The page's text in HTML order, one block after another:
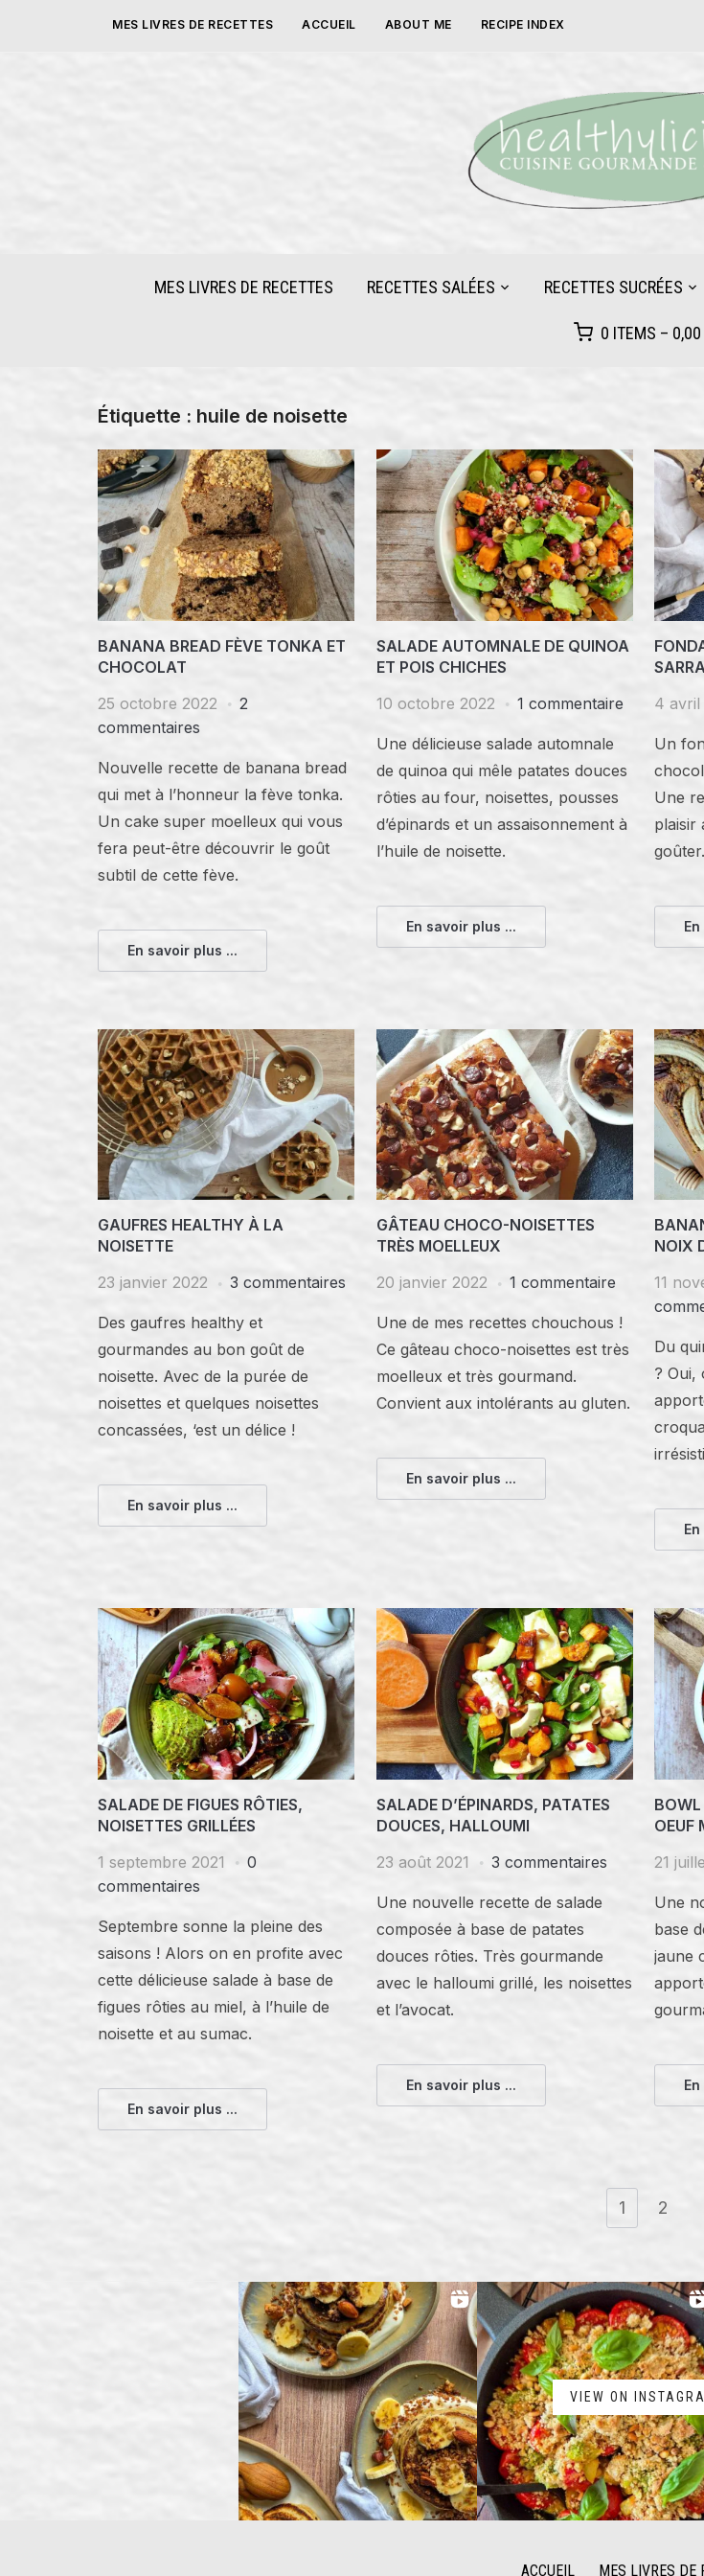
MES LIVRES DE RECETTES ACCUEIL ABOUT ME RECIPE INDEX
MES LIVRES DE RECETTES RECETTES SALÉES RECETTES SUCRÉES
0 ITEMS – 0,00
Étiquette : huile de noisette
BANANA BREAD FÈVE TONKA ET
CHOCOLAT
25 octobre 2022
2
commentaires
Nouvelle recette de banana bread
qui met à l’honneur la fève tonka.
Un cake super moelleux qui vous
fera peut-être découvrir le goût
subtil de cette fève.
En savoir plus ...
SALADE AUTOMNALE DE QUINOA
ET POIS CHICHES
10 octobre 2022
1 commentaire
Une délicieuse salade automnale
de quinoa qui mêle patates douces
rôties au four, noisettes, pousses
d’épinards et un assaisonnement à
l’huile de noisette.
En savoir plus ...
4 avril
Un
Une
plaisir
goûter.
GAUFRES HEALTHY À LA
NOISETTE
23 janvier 2022
3 commentaires
Des gaufres healthy et
gourmandes au bon goût de
noisette. Avec de la purée de
noisettes et quelques noisettes
concassées, ‘est un délice !
En savoir plus ...
GÂTEAU CHOCO-NOISETTES
TRÈS MOELLEUX
20 janvier 2022
1 commentaire
Une de mes recettes chouchous !
Ce gâteau choco-noisettes est très
moelleux et très gourmand.
Convient aux intolérants au gluten.
En savoir plus ...
NOIX
11
Du
? Oui,
SALADE DE FIGUES RÔTIES,
NOISETTES GRILLÉES
1 septembre 2021
0
commentaires
Septembre sonne la pleine des
saisons ! Alors on en profite avec
cette délicieuse salade à base de
figues rôties au miel, à l’huile de
noisette et au sumac.
En savoir plus ...
SALADE D’ÉPINARDS, PATATES
DOUCES, HALLOUMI
23 août 2021
3 commentaires
Une nouvelle recette de salade
composée à base de patates
douces rôties. Très gourmande
avec le halloumi grillé, les noisettes
et l’avocat.
En savoir plus ...
BOWL
OEUF
21
Une
base
jaune
1 2
VIEW ON
ACCUEIL MES LIVRES DE